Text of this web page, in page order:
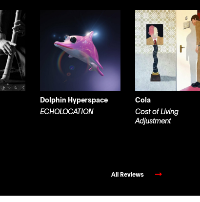
Dolphin Hyperspace
ECHOLOCATION
Cola
Cost of Living
Adjustment
All Reviews